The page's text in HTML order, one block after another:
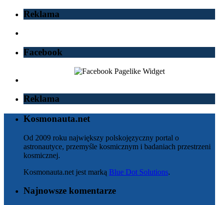
Reklama
Facebook
Reklama
Kosmonauta.net
Od 2009 roku największy polskojęzyczny portal o
astronautyce, przemyśle kosmicznym i badaniach przestrzeni
kosmicznej.
Kosmonauta.net jest marką Blue Dot Solutions.
Najnowsze komentarze